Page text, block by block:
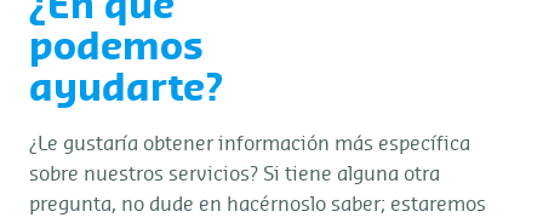
¿En qué
podemos
ayudarte?
¿Le gustaría obtener información más específica
sobre nuestros servicios? Si tiene alguna otra
pregunta, no dude en hacérnoslo saber; estaremos